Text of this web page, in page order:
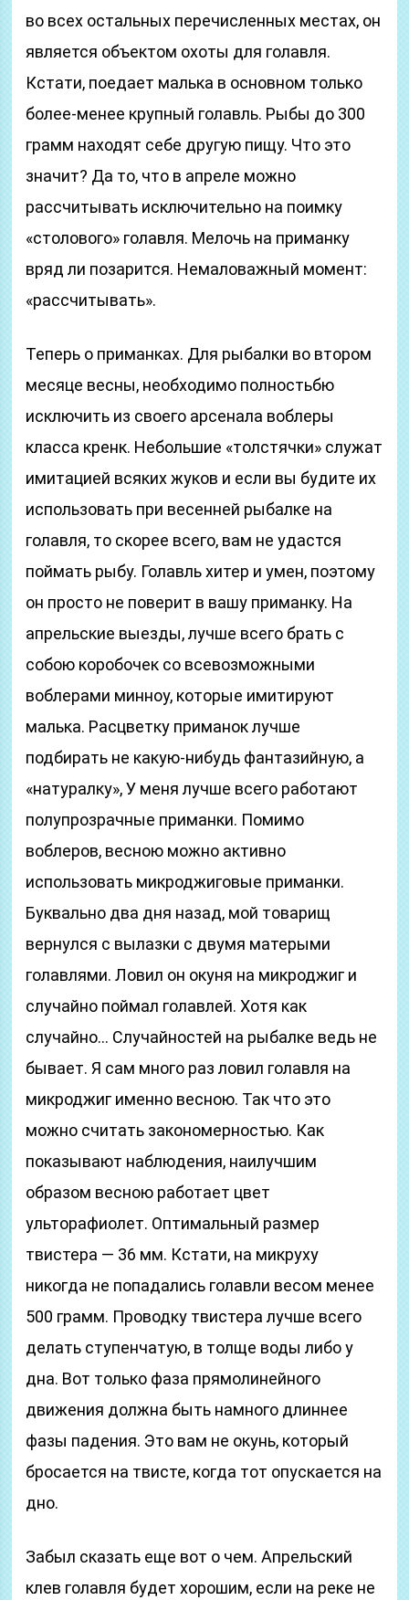
во всех остальных перечисленных местах, он
является объектом охоты для голавля.
Кстати, поедает малька в основном только
более-менее крупный голавль. Рыбы до 300
грамм находят себе другую пищу. Что это
значит? Да то, что в апреле можно
рассчитывать исключительно на поимку
«столового» голавля. Мелочь на приманку
вряд ли позарится. Немаловажный момент:
«рассчитывать».
Теперь о приманках. Для рыбалки во втором
месяце весны, необходимо полностьбю
исключить из своего арсенала воблеры
класса кренк. Небольшие «толстячки» служат
имитацией всяких жуков и если вы будите их
использовать при весенней рыбалке на
голавля, то скорее всего, вам не удастся
поймать рыбу. Голавль хитер и умен, поэтому
он просто не поверит в вашу приманку. На
апрельские выезды, лучше всего брать с
собою коробочек со всевозможными
воблерами минноу, которые имитируют
малька. Расцветку приманок лучше
подбирать не какую-нибудь фантазийную, а
«натуралку», У меня лучше всего работают
полупрозрачные приманки. Помимо
воблеров, весною можно активно
использовать микроджиговые приманки.
Буквально два дня назад, мой товарищ
вернулся с вылазки с двумя матерыми
голавлями. Ловил он окуня на микроджиг и
случайно поймал голавлей. Хотя как
случайно… Случайностей на рыбалке ведь не
бывает. Я сам много раз ловил голавля на
микроджиг именно весною. Так что это
можно считать закономерностью. Как
показывают наблюдения, наилучшим
образом весною работает цвет
ульторафиолет. Оптимальный размер
твистера — 36 мм. Кстати, на микруху
никогда не попадались голавли весом менее
500 грамм. Проводку твистера лучше всего
делать ступенчатую, в толще воды либо у
дна. Вот только фаза прямолинейного
движения должна быть намного длиннее
фазы падения. Это вам не окунь, который
бросается на твисте, когда тот опускается на
дно.
Забыл сказать еще вот о чем. Апрельский
клев голавля будет хорошим, если на реке не